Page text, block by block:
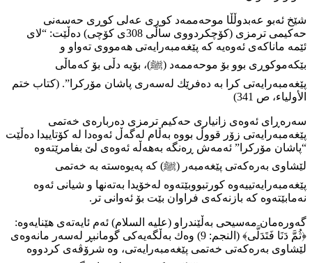
شێخ ئەبو عەبدوڵڵا موحەممەد كوڕی عەلی كوڕی حەسەنی
حەكیمی ترمزی (كۆچكردووی ساڵی 308ی كۆچی) دەڵێت: “لای
ئێمە ماناكەی ئەوەیە كە پێغەمبەرایەتی هەمووی تەواو و
بێكەموكوڕی بوو بۆ موحەممەد (ﷺ)، بۆیە دڵی بۆ كەماڵی
پێغەمبەرایەتی كرا بە دەفرێك لەسەری پاشان مۆركرا”. (كتاب ختم
الأولیاء، ص 341)
سەرەڕای ئەوەی زانیاری حەكیم ترمزی دەربارەی خەتمی
پێغەمبەرایەتی زۆر قووڵ بووە بەڵام لەگەڵ ئەوەدا لە كۆتاییدا دەڵێت
“پاشان مۆركرا” ئەمەش ڕەنگە بەهەڵە ئەوەی لێ بفامرێتەوە
لێشاوی بەرەكەتی پێغەمبەر (ﷺ) كە پەیوەستە بە خەتمی
پێغەمبەرایەتییەوە كورتبووبێتەوە لەخۆیدا بەتەنھا و شیانی ئەوە
نەمابێتەوە كە بازنەكەی فراوان بێت بۆ ئەوانی تر.
گەورەمان مەسیحی بەڵێندراو (عليه السلام) ئەم ئایەتەی هێنایەوە:
﴿ثُمَّ دَنَا فَتَدَلَّى﴾ (النجم: 9) وەك بەڵگەیەكی گومانبڕ لەسەر مانەوەی
لێشاوی بەرەكەتی خەتمی پێغەمبەرایەتی، وە شرۆڤەی كردووە